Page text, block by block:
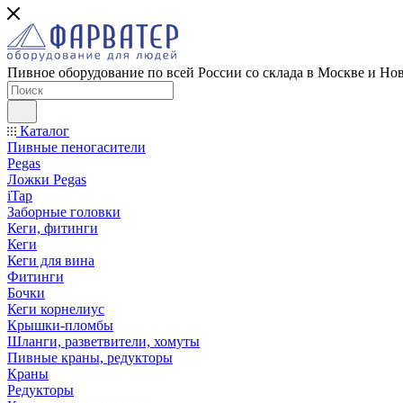
Пивное оборудование по всей России со склада в Москве и
Каталог
Пивные пеногасители
Pegas
Ложки Pegas
iTap
Заборные головки
Кеги, фитинги
Кеги
Кеги для вина
Фитинги
Бочки
Кеги корнелиус
Крышки-пломбы
Шланги, разветвители, хомуты
Пивные краны, редукторы
Краны
Редукторы